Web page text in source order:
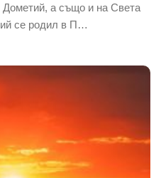
а също и на Света
се родил в П…